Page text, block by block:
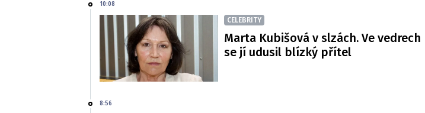
10:08
CELEBRITY
Marta Kubišová v slzách. Ve vedrech
se jí udusil blízký přítel
8:56